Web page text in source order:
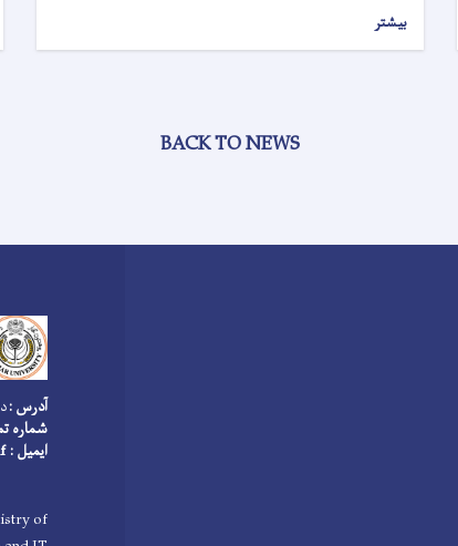
بیشتر
BACK TO NEWS
آدرس :
شماره تماس :
ایمیل : info@tu.edu.af
of